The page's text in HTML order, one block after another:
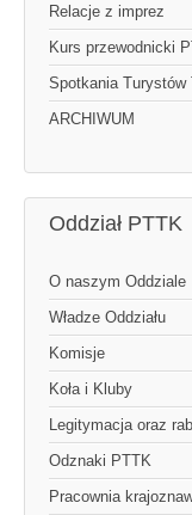
Relacje z imprez
Kurs przewodnicki
Spotkania Turystów
ARCHIWUM
Oddział PTTK
O naszym Oddziale
Władze Oddziału
Komisje
Koła i Kluby
Legitymacja oraz
Odznaki PTTK
Pracownia